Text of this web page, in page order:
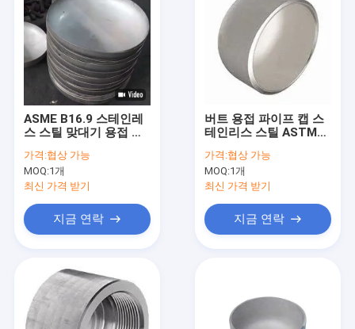
ASME B16.9 스테인레
스 스틸 맞대기 용접 파
플러그 엔드 캡
가격:협상 가능
MOQ:1개
최신 가격 받기
지금 연락
버트 용접 파이프 캡 스
테인리스 스틸 ASTM
B16.9
가격:협상 가능
MOQ:1개
최신 가격 받기
지금 연락